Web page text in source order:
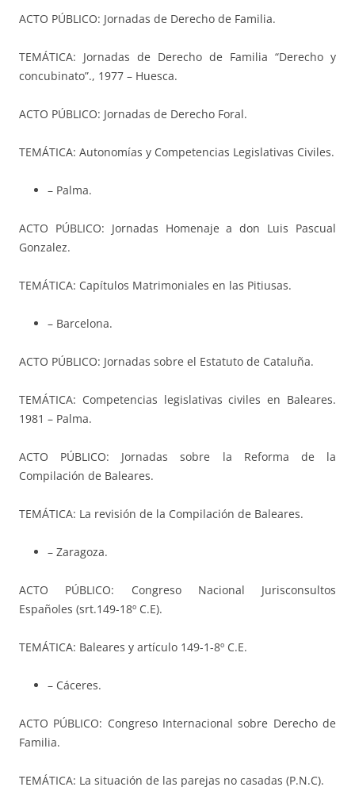
ACTO PÚBLICO: Jornadas de Derecho de Familia.
TEMÁTICA: Jornadas de Derecho de Familia “Derecho y
concubinato”., 1977 – Huesca.
ACTO PÚBLICO: Jornadas de Derecho Foral.
TEMÁTICA: Autonomías y Competencias Legislativas Civiles.
– Palma.
ACTO PÚBLICO: Jornadas Homenaje a don Luis Pascual
Gonzalez.
TEMÁTICA: Capítulos Matrimoniales en las Pitiusas.
– Barcelona.
ACTO PÚBLICO: Jornadas sobre el Estatuto de Cataluña.
TEMÁTICA: Competencias legislativas civiles en Baleares.
1981 – Palma.
ACTO PÚBLICO: Jornadas sobre la Reforma de la
Compilación de Baleares.
TEMÁTICA: La revisión de la Compilación de Baleares.
– Zaragoza.
ACTO PÚBLICO: Congreso Nacional Jurisconsultos
Españoles (srt.149-18º C.E).
TEMÁTICA: Baleares y artículo 149-1-8º C.E.
– Cáceres.
ACTO PÚBLICO: Congreso Internacional sobre Derecho de
Familia.
TEMÁTICA: La situación de las parejas no casadas (P.N.C).